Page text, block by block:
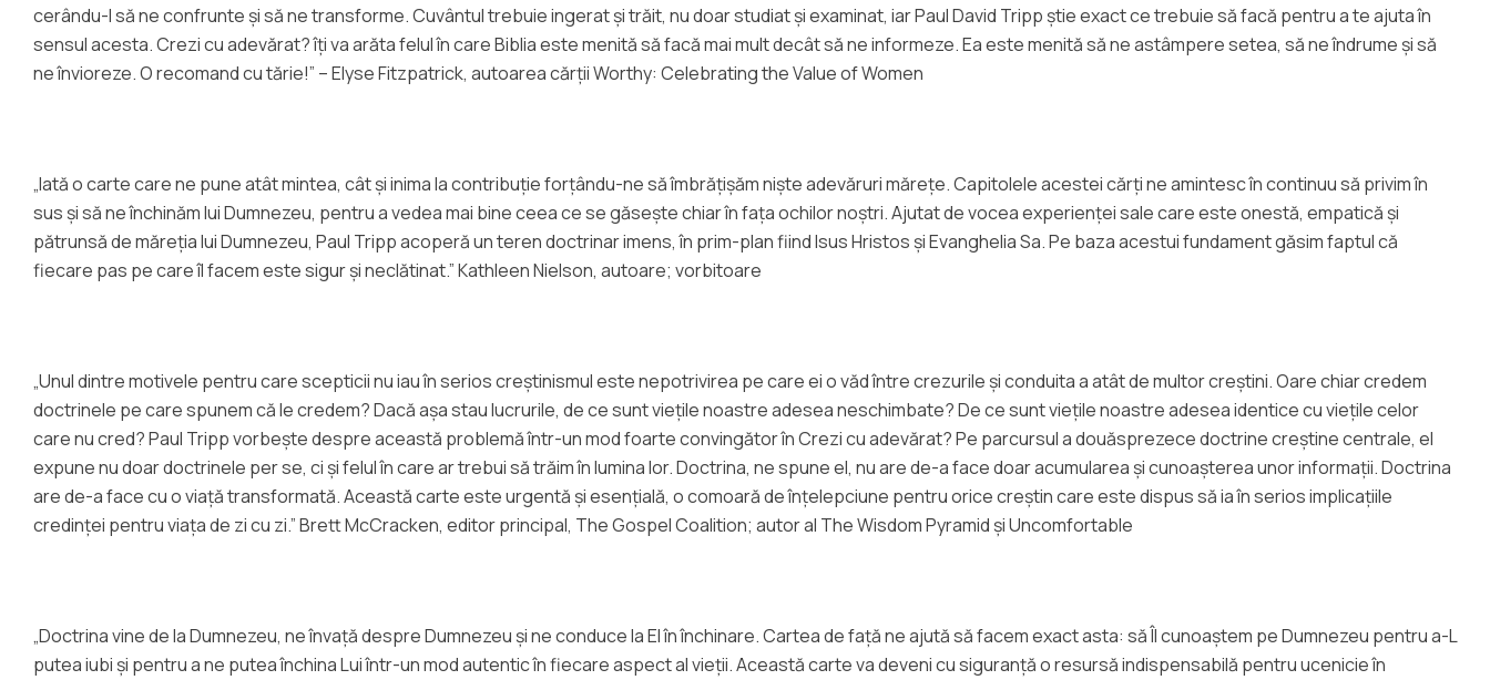
cerându-I să ne confrunte și să ne transforme. Cuvântul trebuie ingerat și trăit, nu doar studiat și examinat, iar Paul David Tripp știe exact ce trebuie să facă pentru a te ajuta în
sensul acesta. Crezi cu adevărat? îți va arăta felul în care Biblia este menită să facă mai mult decât să ne informeze. Ea este menită să ne astâmpere setea, să ne îndrume și să
ne învioreze. O recomand cu tărie!” – Elyse Fitzpatrick, autoarea cărții Worthy: Celebrating the Value of Women
„Iată o carte care ne pune atât mintea, cât și inima la contribuție forțându-ne să îmbrățișăm niște adevăruri mărețe. Capitolele acestei cărți ne amintesc în continuu să privim în
sus și să ne închinăm lui Dumnezeu, pentru a vedea mai bine ceea ce se găsește chiar în fața ochilor noștri. Ajutat de vocea experienței sale care este onestă, empatică și
pătrunsă de măreția lui Dumnezeu, Paul Tripp acoperă un teren doctrinar imens, în prim-plan fiind Isus Hristos și Evanghelia Sa. Pe baza acestui fundament găsim faptul că
fiecare pas pe care îl facem este sigur și neclătinat.” Kathleen Nielson, autoare; vorbitoare
„Unul dintre motivele pentru care scepticii nu iau în serios creștinismul este nepotrivirea pe care ei o văd între crezurile și conduita a atât de multor creștini. Oare chiar credem
doctrinele pe care spunem că le credem? Dacă așa stau lucrurile, de ce sunt viețile noastre adesea neschimbate? De ce sunt viețile noastre adesea identice cu viețile celor
care nu cred? Paul Tripp vorbește despre această problemă într-un mod foarte convingător în Crezi cu adevărat? Pe parcursul a douăsprezece doctrine creștine centrale, el
expune nu doar doctrinele per se, ci și felul în care ar trebui să trăim în lumina lor. Doctrina, ne spune el, nu are de-a face doar acumularea și cunoașterea unor informații. Doctrina
are de-a face cu o viață transformată. Această carte este urgentă și esențială, o comoară de înțelepciune pentru orice creștin care este dispus să ia în serios implicațiile
credinței pentru viața de zi cu zi.” Brett McCracken, editor principal, The Gospel Coalition; autor al The Wisdom Pyramid și Uncomfortable
„Doctrina vine de la Dumnezeu, ne învață despre Dumnezeu și ne conduce la El în închinare. Cartea de față ne ajută să facem exact asta: să Îl cunoaștem pe Dumnezeu pentru a-L
putea iubi și pentru a ne putea închina Lui într-un mod autentic în fiecare aspect al vieții. Această carte va deveni cu siguranță o resursă indispensabilă pentru ucenicie în